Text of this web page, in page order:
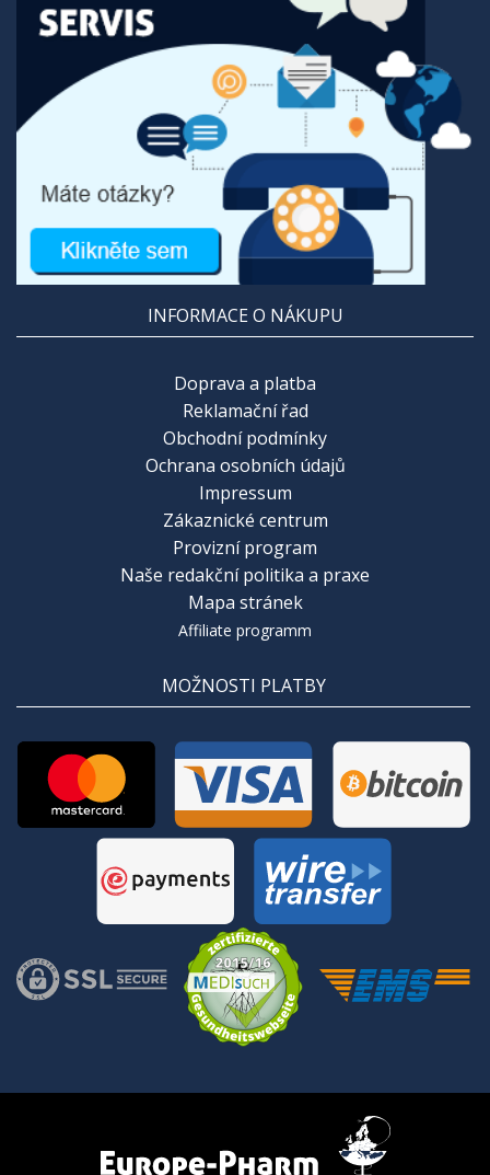
INFORMACE O NÁKUPU
Doprava a platba
Reklamační řad
Obchodní podmínky
Ochrana osobních údajů
Impressum
Zákaznické centrum
Provizní program
Naše redakční politika a praxe
Mapa stránek
Affiliate programm
MOŽNOSTI PLATBY